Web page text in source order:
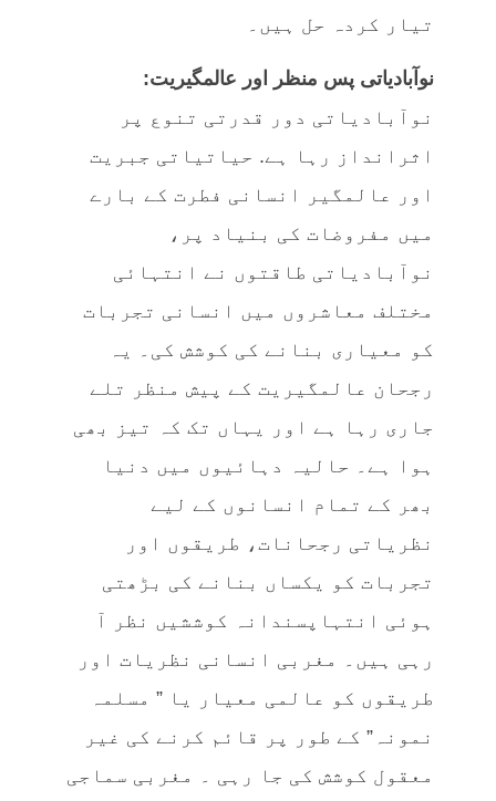
تیار کردہ حل ہیں۔
نوآبادیاتی پس منظر اور عالمگیریت:
نوآبادیاتی دور قدرتی تنوع پر
اثرانداز رہا ہے. حیاتیاتی جبریت
اور عالمگیر انسانی فطرت کے بارے
میں مفروضات کی بنیاد پر،
نوآبادیاتی طاقتوں نے انتہائی
مختلف معاشروں میں انسانی تجربات
کو معیاری بنانے کی کوشش کی۔ یہ
رجحان عالمگیریت کے پیش منظر تلے
جاری رہا ہے اور یہاں تک کہ تیز بھی
ہوا ہے۔ حالیہ دہائیوں میں دنیا
بھر کے تمام انسانوں کے لیے
نظریاتی رجحانات، طریقوں اور
تجربات کو یکساں بنانے کی بڑھتی
ہوئی انتہاپسندانہ کوششیں نظر آ
رہی ہیں۔ مغربی انسانی نظریات اور
طریقوں کو عالمی معیار یا ” مسلمہ
نمونہ” کے طور پر قائم کرنے کی غیر
معقول کوشش کی جا رہی ۔ مغربی سماجی